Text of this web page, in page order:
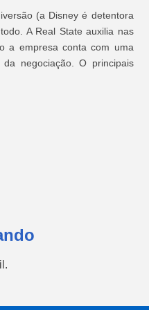
(a Disney é detentora
A Real State auxilia nas
a empresa conta com uma
negociação. O principais